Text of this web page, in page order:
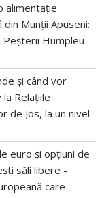
alimentație
din Munții Apuseni:
Peșterii Humpleu
și când vor
la Relațiile
de Jos, la un nivel
euro și opțiuni de
săli libere -
care